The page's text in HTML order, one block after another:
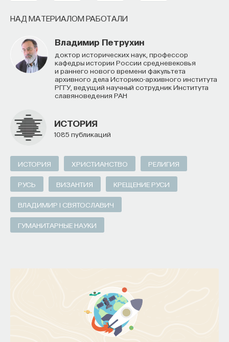
НАД МАТЕРИАЛОМ РАБОТАЛИ
Владимир Петрухин
доктор исторических наук, профессор
кафедры истории России средневековья
и раннего нового времени факультета
архивного дела Историко-архивного института
РГГУ, ведущий научный сотрудник Института
славяноведения РАН
ИСТОРИЯ
1085 публикаций
ИСТОРИЯ ХРИСТИАНСТВО РЕЛИГИЯ
РУСЬ ВИЗАНТИЯ КРЕЩЕНИЕ РУСИ
ВЛАДИМИР I СВЯТОСЛАВИЧ
ГУМАНИТАРНЫЕ НАУКИ